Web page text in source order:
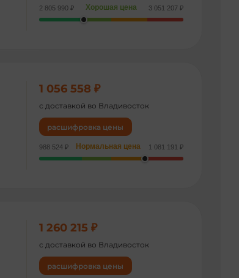
2 805 990 ₽ Хорошая цена 3 051 207 ₽
1 056 558 ₽
с доставкой во Владивосток
расшифровка цены
988 524 ₽ Нормальная цена 1 081 191 ₽
1 260 215 ₽
с доставкой во Владивосток
расшифровка цены